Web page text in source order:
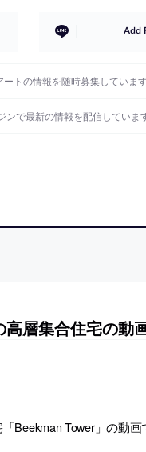
Add
トの情報を随時募集しています
ンで最新の情報を配信しています
層集合住宅の動
Tower」の動画